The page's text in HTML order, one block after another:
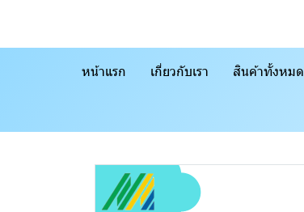
หน้าแรก เกี่ยวกับเรา สินค้าทั้งหมด